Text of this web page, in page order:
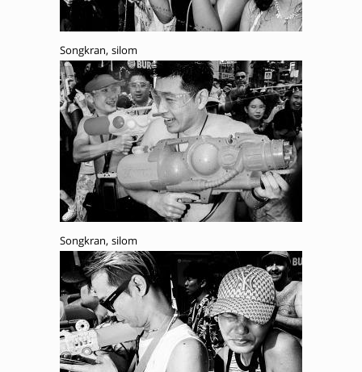
Songkran, silom
Songkran, silom